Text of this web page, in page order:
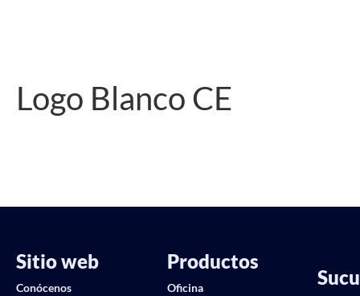
Logo Blanco CE
Sitio web
Conócenos
Productos
Oficina